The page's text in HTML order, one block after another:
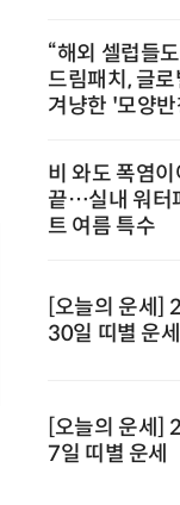
“해외 셀럽들
드림패치, 글
겨냥한 '모양
비 와도 폭염
끝…실내 워터
트 여름 특수
[오늘의 운세]
30일 띠별 운세
[오늘의 운세]
7일 띠별 운세